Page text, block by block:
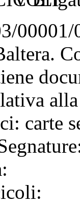
00001/
carte